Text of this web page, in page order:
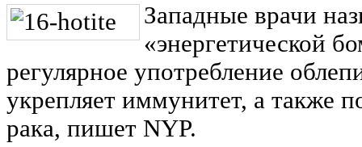
Западные врачи
«энергетической
регулярное употребление
укрепляет иммунитет, а также
рака, пишет NYP.